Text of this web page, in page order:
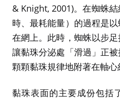
& Knight, 2001)。在蜘蛛
時、最耗能量）的過程是
在網上。此時，蜘蛛以步
讓黏珠分泌處「滑過」正
顆顆黏珠規律地附著在軸心
黏珠表面的主要成份包括